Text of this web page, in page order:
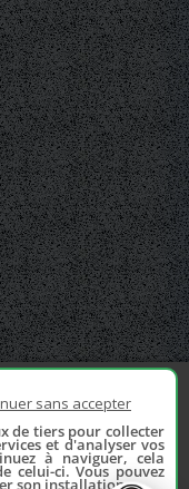
sans accepter
de tiers pour collecter
et d'analyser vos
à naviguer, cela
celui-ci. Vous pouvez
son installation.